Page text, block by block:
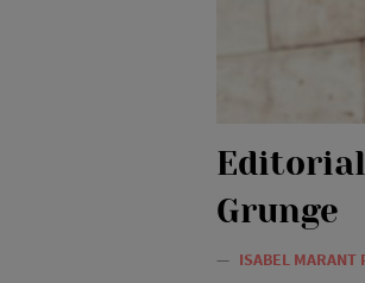
Grunge
— ISABEL MARANT